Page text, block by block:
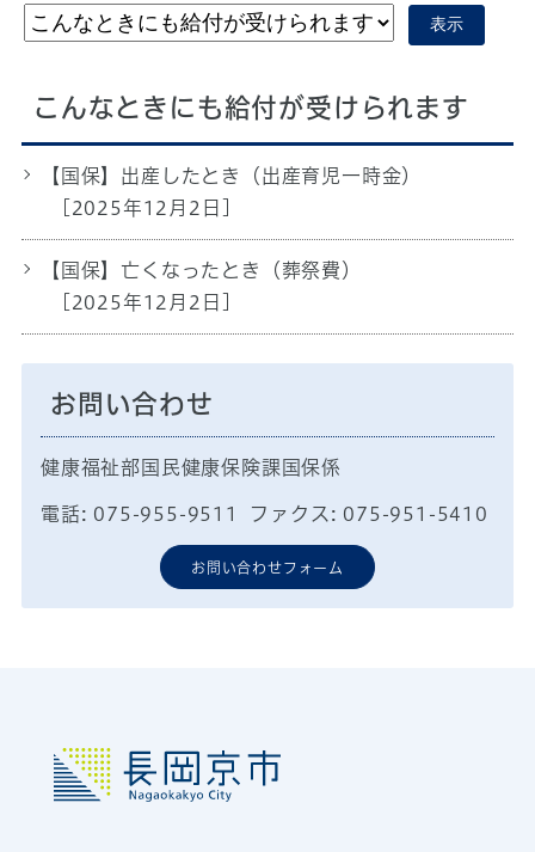
表示
こんなときにも給付が受けられます
【国保】出産したとき（出産育児一時金）
[2025年12月2日]
【国保】亡くなったとき（葬祭費）
[2025年12月2日]
お問い合わせ
健康福祉部国民健康保険課国保係
電話: 075-955-9511 ファクス: 075-951-5410
お問い合わせフォーム